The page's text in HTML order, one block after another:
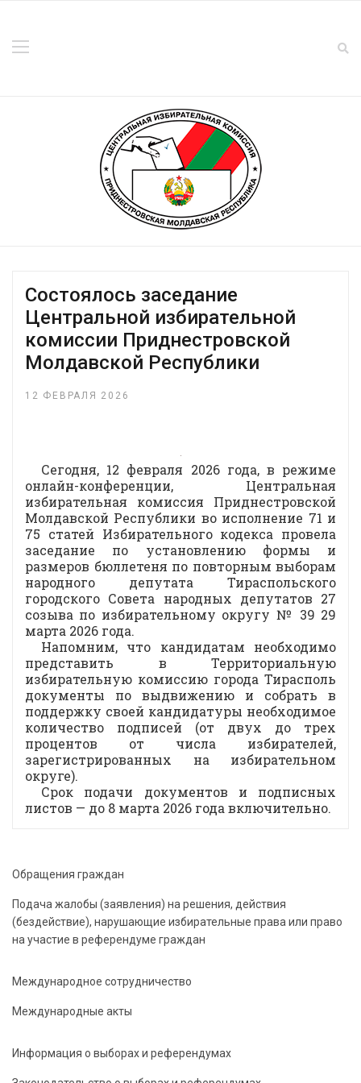
Состоялось заседание
Центральной избирательной
комиссии Приднестровской
Молдавской Республики
12 ФЕВРАЛЯ 2026
Сегодня, 12 февраля 2026 года, в режиме
онлайн-конференции, Центральная
избирательная комиссия Приднестровской
Молдавской Республики во исполнение 71 и
75 статей Избирательного кодекса провела
заседание по установлению формы и
размеров бюллетеня по повторным выборам
народного депутата Тираспольского
городского Совета народных депутатов 27
созыва по избирательному округу № 39 29
марта 2026 года.
Напомним, что кандидатам необходимо
представить в Территориальную
избирательную комиссию города Тирасполь
документы по выдвижению и собрать в
поддержку своей кандидатуры необходимое
количество подписей (от двух до трех
процентов от числа избирателей,
зарегистрированных на избирательном
округе).
Срок подачи документов и подписных
листов — до 8 марта 2026 года включительно.
Обращения граждан
Подача жалобы (заявления) на решения, действия
(бездействие), нарушающие избирательные права или право
на участие в референдуме граждан
Международное сотрудничество
Международные акты
Информация о выборах и референдумах